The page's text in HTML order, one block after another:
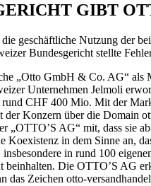
GIBT
geschäftliche Nutzung der
Bundesgericht stellte
„Otto GmbH & Co. AG“ als
Unternehmen Jelmoli
CHF 400 Mio. Mit der
der Konzern über die Domain
„OTTO’S AG“ mit, dass sie
Koexistenz in dem Sinne an,
in rund 100
beinhalten. Die OTTO’S AG
das Zeichen otto-